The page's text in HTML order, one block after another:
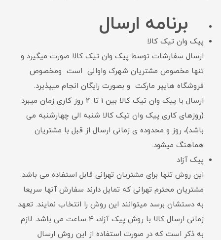
برنامه ارسال
پیک وان تیک کالا
ارسال سفارشات توسط پیک وان تیک کالا صورت میگیرد و
تنها مخصوص مشتریان شهرک واوانی است ومخصوص
فروشگاه هایپر مارکت و بصورت رایگان انجام میپذیرد.
ارسال با پیک وان تیک کالا بین 1 تا 4 روز کاری زمان میبرد
(روزهای کاری پیک وان تیک کالا شنبه الی چهارشنبه می
باشد)، روز و محدوده ی زمانی ارسال از قبل با مشتریان
هماهنگ میشود.
پیک آزاد
این روش تنها برای مشتریان تهرانی قابل استفاده می باشد.
مشتریان محترم تهرانی که تمایل دارند سفارش آنها سریعا
به دستشان برسد میتوانند این روش را انتخاب نمایند. تعهد
زمانی ارسال کالا با روش پیک آزاد، 4 ساعت می باشد. لازم
به ذکر است که در صورت استفاده از این روش ارسال